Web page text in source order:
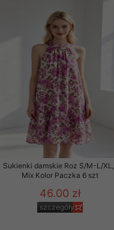
Sukienki damskie Roz S/M-L/
Mix Kolor Paczka 6 szt
46.00 zł
szczegóły